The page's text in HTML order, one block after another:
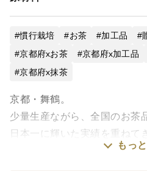
慣行栽培 お茶 加工品
京都府xお茶
京都府x加工品
京都府x抹茶
京都・舞鶴。
少量生産ながら、全国のお茶
日本一に輝いた実績を重ねて
霧と清流に包まれた茶園で、
もっ